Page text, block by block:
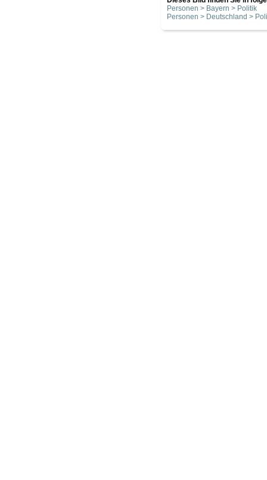
Personen > Bayern > Politik
Personen > Deutschland >